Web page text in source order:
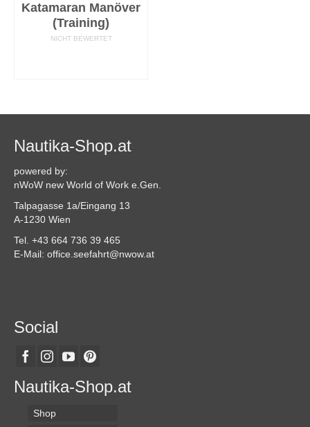
Katamaran Manöver
(Training)
NICHT BEWERTET
Nautika-Shop.at
powered by:
nWoW new World of Work e.Gen.
Talpagasse 1a/Eingang 13
A-1230 Wien
Tel. +43 664 736 39 465
E-Mail: office.seefahrt@nwow.at
Social
Nautika-Shop.at
Shop